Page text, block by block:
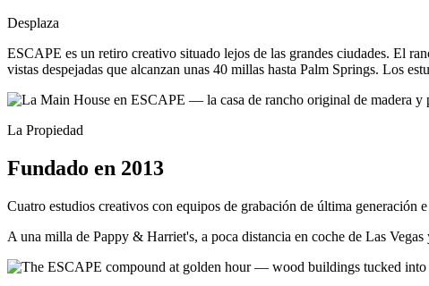
Desplaza
ESCAPE es un retiro creativo situado lejos de las grandes ciudades. El
vistas despejadas que alcanzan unas 40 millas hasta Palm Springs. Los
La Propiedad
Fundado en 2013
Cuatro estudios creativos con equipos de grabación de última
A una milla de Pappy & Harriet's, a poca distancia en coche de Las